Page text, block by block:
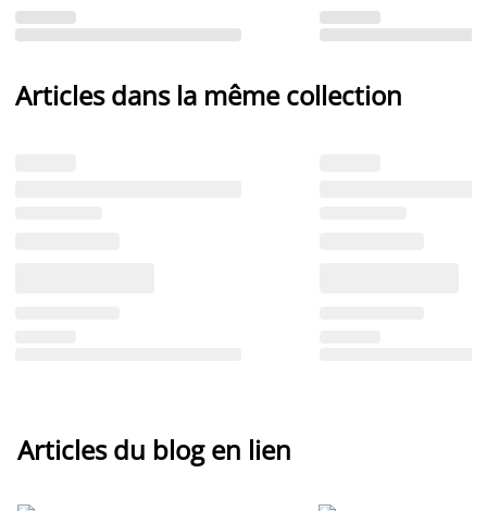
Articles dans la même collection
Articles du blog en lien